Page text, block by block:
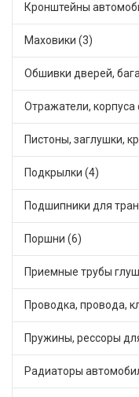
Маховики (3)
Подкрылки (4)
Поршни (6)